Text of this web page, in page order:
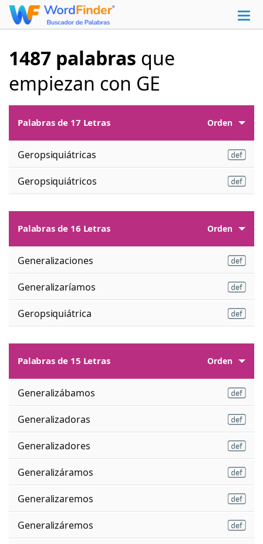
1487 palabras que
empiezan con GE
Palabras de 17 Letras Orden
Geropsiquiátricas
Geropsiquiátricos
Palabras de 16 Letras Orden
Generalizaciones
Generalizaríamos
Geropsiquiátrica
Palabras de 15 Letras Orden
Generalizábamos
Generalizadoras
Generalizadores
Generalizáramos
Generalizaremos
Generalizáremos